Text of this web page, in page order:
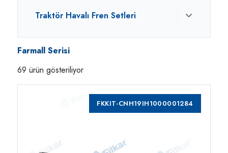
Traktör Havalı Fren Setleri
Farmall Serisi
69 ürün gösteriliyor
FKKIT-CNH19IH1000001284